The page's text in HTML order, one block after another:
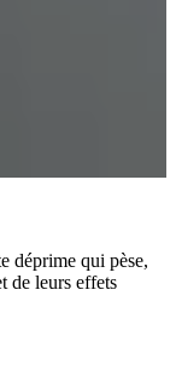
déprime qui pèse,
de leurs effets